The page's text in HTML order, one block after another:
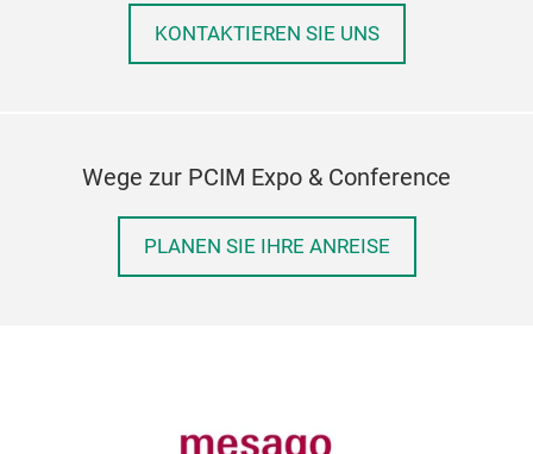
KONTAKTIEREN SIE UNS
Wege zur PCIM Expo & Conference
PLANEN SIE IHRE ANREISE